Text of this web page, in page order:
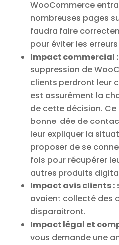
WooCommerce
nombreuses pages
faudra faire
pour éviter les
Impact commercial :
suppression de
clients perdront leur
est assurément la
de cette décision.
bonne idée de
leur expliquer la
proposer de se
fois pour récupérer
autres produits
Impact avis clients :
avaient collecté des
disparaitront.
Impact légal et
vous demande une